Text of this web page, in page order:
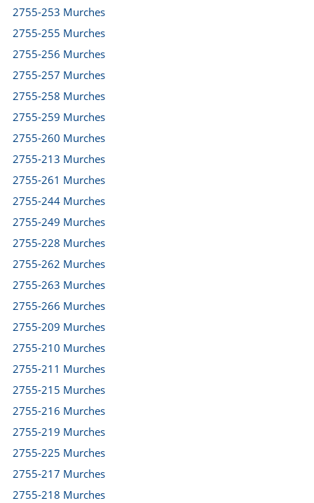
2755-253 Murches
2755-255 Murches
2755-256 Murches
2755-257 Murches
2755-258 Murches
2755-259 Murches
2755-260 Murches
2755-213 Murches
2755-261 Murches
2755-244 Murches
2755-249 Murches
2755-228 Murches
2755-262 Murches
2755-263 Murches
2755-266 Murches
2755-209 Murches
2755-210 Murches
2755-211 Murches
2755-215 Murches
2755-216 Murches
2755-219 Murches
2755-225 Murches
2755-217 Murches
2755-218 Murches